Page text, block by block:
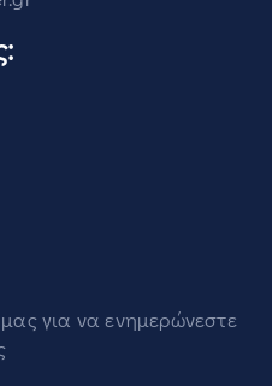
για να ενημερώνεστε